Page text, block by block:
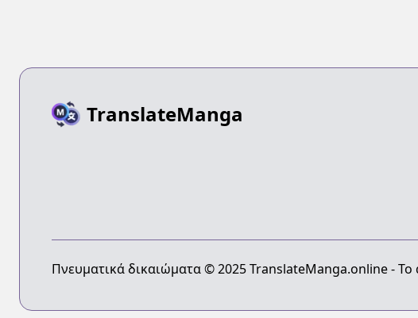
TranslateManga
Πνευματικά δικαιώματα © 2025 TranslateManga.online -